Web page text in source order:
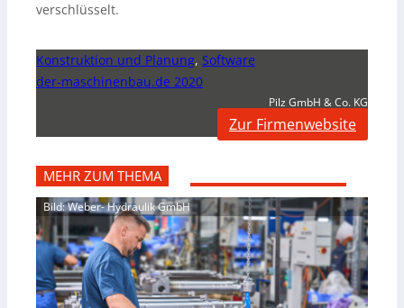
verschlüsselt.
Konstruktion und Planung, Software
der-maschinenbau.de 2020
Pilz GmbH & Co. KG
Zur Firmenwebsite
MEHR ZUM THEMA
Bild: Weber- Hydraulik GmbH